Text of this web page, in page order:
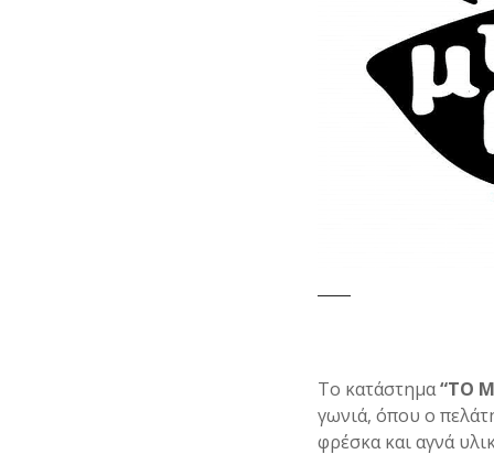
Το κατάστημα“ΤΟ
γωνιά, όπου ο
φρέσκα και αγνά